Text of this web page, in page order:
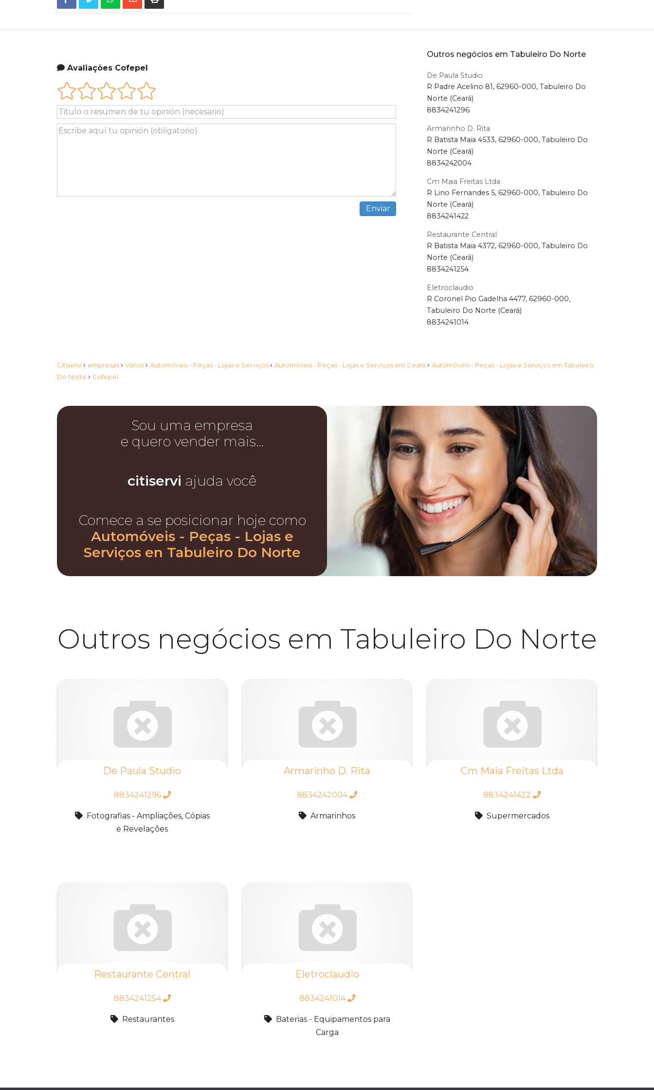
Avaliações Cofepel
Outros negócios em Tabuleiro Do Norte
De Paula Studio
R Padre Acelino 81, 62960-000, Tabuleiro Do
Norte (Ceará)
8834241296
Armarinho D. Rita
R Batista Maia 4533, 62960-000, Tabuleiro Do
Norte (Ceará)
8834242004
Cm Maia Freitas Ltda
R Lino Fernandes 5, 62960-000, Tabuleiro Do
Norte (Ceará)
8834241422
Restaurante Central
R Batista Maia 4372, 62960-000, Tabuleiro Do
Norte (Ceará)
8834241254
Eletroclaudio
R Coronel Pio Gadelha 4477, 62960-000,
Tabuleiro Do Norte (Ceará)
8834241014
Citiservi › empresas › Vários › Automóveis - Peças - Lojas e Serviços › Automóveis - Peças - Lojas e Serviços em Ceará › Automóveis - Peças - Lojas e Serviços em Tabuleiro
Do Norte › Cofepel
Sou uma empresa
e quero vender mais…
citiservi ajuda você
Comece a se posicionar hoje como
Automóveis - Peças - Lojas e
Serviços en Tabuleiro Do Norte
Outros negócios em Tabuleiro Do Norte
De Paula Studio
8834241296
Fotografias - Ampliações, Cópias
e Revelações
Armarinho D. Rita
8834242004
Armarinhos
Cm Maia Freitas Ltda
8834241422
Supermercados
Restaurante Central
8834241254
Restaurantes
Eletroclaudio
8834241014
Baterias - Equipamentos para
Carga